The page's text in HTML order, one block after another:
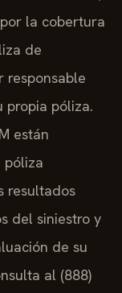
la cobertura
de
responsable
propia póliza.
están
póliza
resultados
del siniestro y
de su
al (888)